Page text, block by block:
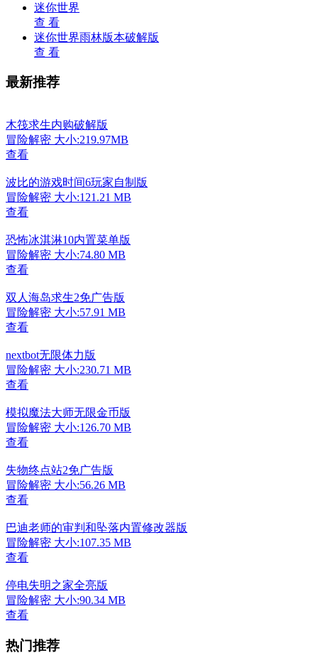
迷你世界
查 看
迷你世界雨林版本破解版
查 看
最新推荐
木筏求生内购破解版
冒险解密 大小:219.97MB
查看
波比的游戏时间6玩家自制版
冒险解密 大小:121.21 MB
查看
恐怖冰淇淋10内置菜单版
冒险解密 大小:74.80 MB
查看
双人海岛求生2免广告版
冒险解密 大小:57.91 MB
查看
nextbot无限体力版
冒险解密 大小:230.71 MB
查看
模拟魔法大师无限金币版
冒险解密 大小:126.70 MB
查看
失物终点站2免广告版
冒险解密 大小:56.26 MB
查看
巴迪老师的审判和坠落内置修改器版
冒险解密 大小:107.35 MB
查看
停电失明之家全亮版
冒险解密 大小:90.34 MB
查看
热门推荐